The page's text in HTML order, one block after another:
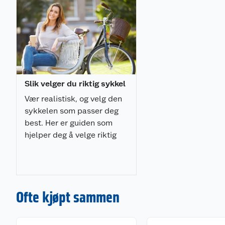
Mekaniske skivebremser sikrer god bremsekraft og
oppbremsing.
Slik velger du riktig sykkel
Vær realistisk, og velg den
sykkelen som passer deg
best. Her er guiden som
hjelper deg å velge riktig
Ofte kjøpt sammen